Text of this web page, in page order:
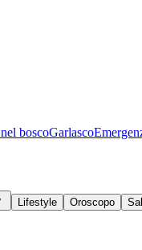
boscoGarlasco
Lifestyle Oroscopo